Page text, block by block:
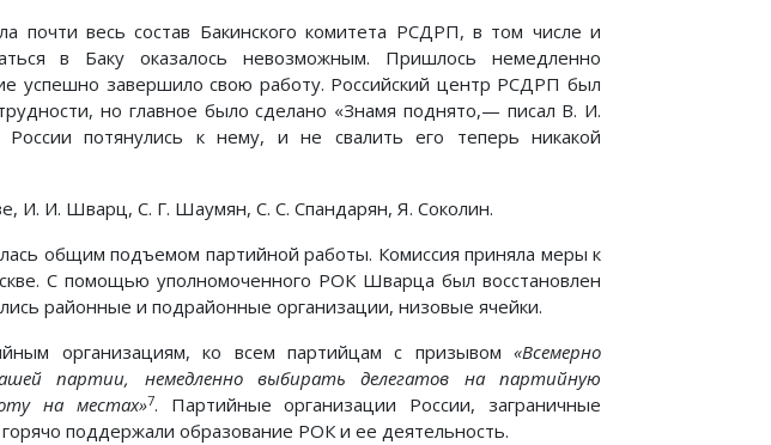
почти весь состав Бакинского комитета РСДРП, в том числе и
в Баку оказалось невозможным. Пришлось немедленно
успешно завершило свою работу. Российский центр РСДРП был
но главное было сделано «Знамя поднято,— писал В. И.
потянулись к нему, и не свалить его теперь никакой
И. И. Шварц, С. Г. Шаумян, С. С. Спандарян, Я. Соколин.
общим подъемом партийной работы. Комиссия приняла меры к
С помощью уполномоченного РОК Шварца был восстановлен
районные и подрайонные организации, низовые ячейки.
организациям, ко всем партийцам с призывом «Всемерно
партии, немедленно выбирать делегатов на партийную
на местах»7. Партийные организации России, заграничные
поддержали образование РОК и ее деятельность.